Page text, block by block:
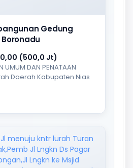
Gedung
(500,0 Jt)
UMUM DAN PENATAAN
Daerah Kabupaten Nias